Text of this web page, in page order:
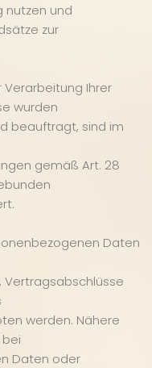
nutzen und
zur
Verarbeitung Ihrer
wurden
beauftragt, sind im
gemäß Art. 28
Daten
Vertragsabschlüsse
werden. Nähere
Daten oder